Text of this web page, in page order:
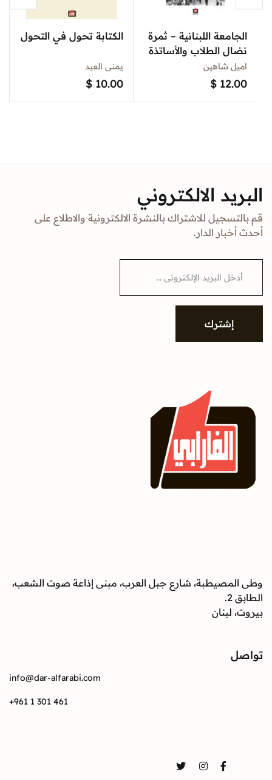
الكتابة تحول في التحول
يمنى العيد
$ 10.00
الجامعة اللبنانية – ثمرة
نضال الطلاب والأساتذة
اميل شاهين
$ 12.00
البريد الالكتروني
قم بالتسجيل للاشتراك بالنشرة الالكترونية والاطلاع على
أحدث أخبار الدار.
E
i
إشترك
وطى المصيطبة، شارع جبل العرب، مبنى إذاعة صوت الشعب،
الطابق 2.
بيروت، لبنان
تواصل
info@dar-alfarabi.com
+961 1 301 461
Facebook
Instagram
Twitter